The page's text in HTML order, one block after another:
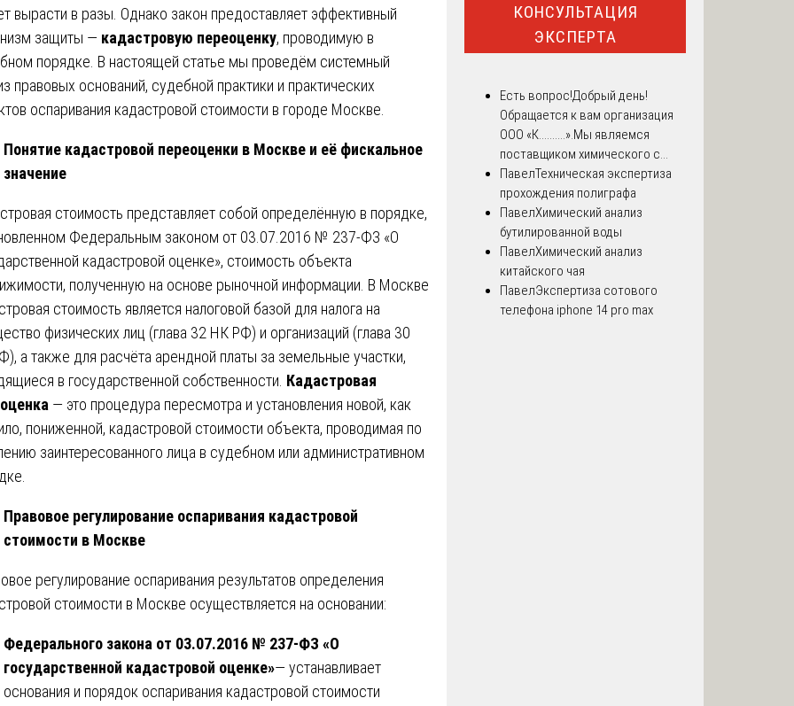
вырасти в разы. Однако закон предоставляет эффективный
защиты — кадастровую переоценку, проводимую в
порядке. В настоящей статье мы проведём системный
правовых оснований, судебной практики и практических
оспаривания кадастровой стоимости в городе Москве.
Понятие кадастровой переоценки в Москве и её фискальное
значение
стоимость представляет собой определённую в порядке,
Федеральным законом от 03.07.2016 № 237-ФЗ «О
кадастровой оценке», стоимость объекта
полученную на основе рыночной информации. В Москве
стоимость является налоговой базой для налога на
физических лиц (глава 32 НК РФ) и организаций (глава 30
а также для расчёта арендной платы за земельные участки,
в государственной собственности. Кадастровая
— это процедура пересмотра и установления новой, как
пониженной, кадастровой стоимости объекта, проводимая по
заинтересованного лица в судебном или административном
Правовое регулирование оспаривания кадастровой
стоимости в Москве
регулирование оспаривания результатов определения
стоимости в Москве осуществляется на основании:
Федерального закона от 03.07.2016 № 237-ФЗ «О
государственной кадастровой оценке»— устанавливает
основания и порядок оспаривания кадастровой стоимости
КОНСУЛЬТАЦИЯ
ЭКСПЕРТА
Есть вопрос!Добрый день!
Обращается к вам организация
ООО «К..........».Мы являемся
поставщиком химического с...
ПавелТехническая экспертиза
прохождения полиграфа
ПавелХимический анализ
бутилированной воды
ПавелХимический анализ
китайского чая
ПавелЭкспертиза сотового
телефона iphone 14 pro max